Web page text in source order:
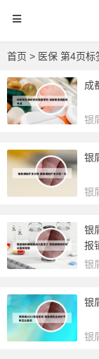
首页 > 医保 第4页标
成
银
银
银
银
报
银
银
银